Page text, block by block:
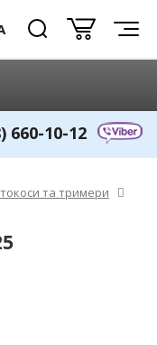
660-10-12
та тримери